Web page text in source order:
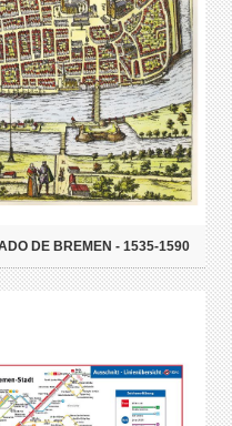
DE BREMEN - 1535-1590